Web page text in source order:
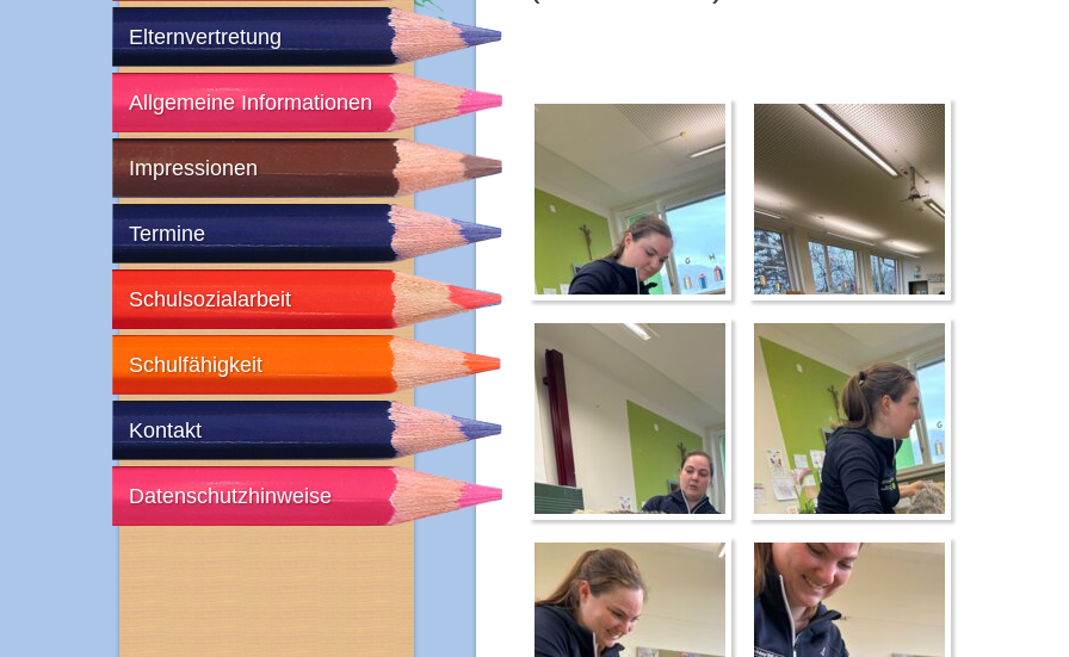
Elternvertretung
Allgemeine Informationen
Impressionen
Termine
Schulsozialarbeit
Schulfähigkeit
Kontakt
Datenschutzhinweise